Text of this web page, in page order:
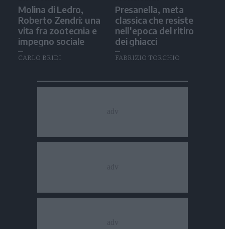
Molina di Ledro,
Roberto Zendri: una
vita fra zootecnia e
impegno sociale
CARLO BRIDI
Presanella, meta
classica che resiste
nell'epoca del ritiro
dei ghiacci
FABRIZIO TORCHIO